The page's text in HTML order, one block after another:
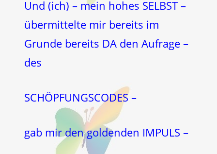
Und (ich) – mein hohes SELBST –
übermittelte mir bereits im
Grunde bereits DA den Aufrage –
des
SCHÖPFUNGSCODES –
gab mir den goldenden IMPULS –